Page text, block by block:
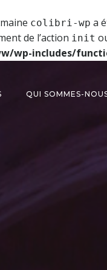
colibri-wp a
de l’action init
wp-includes/
QUI SOMMES-